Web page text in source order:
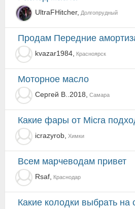
UltraFHitcher, Долгопрудный
Продам Передние амортизаторы KYB 333722 и
kvazar1984, Красноярск
моторное масло
Сергей В..2018, Самара
Какие фары от Micra
icrazyrob, Химки
Всем марчеводам привет
Rsaf, Краснодар
Какие колодки выбрать на